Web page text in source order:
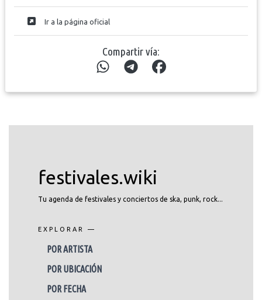
Ir a la página oficial
Compartir vía:
festivales.wiki
Tu agenda de festivales y conciertos de ska, punk, rock...
EXPLORAR —
POR ARTISTA
POR UBICACIÓN
POR FECHA